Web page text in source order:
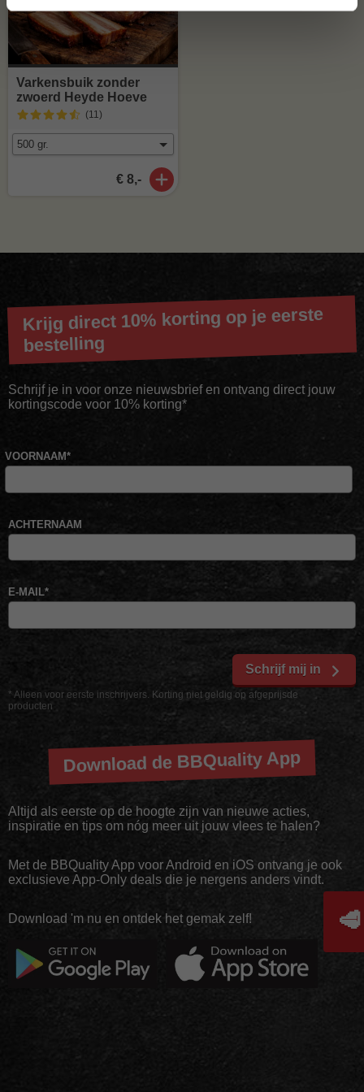
Varkensbuik zonder
zwoerd Heyde Hoeve
(11)
€ 8,-
Krijg direct 10% korting op je eerste
bestelling
Schrijf je in voor onze nieuwsbrief en ontvang direct jouw
kortingscode voor 10% korting*
* Alleen voor eerste inschrijvers. Korting niet geldig op afgeprijsde
producten
VOORNAAM*
ACHTERNAAM
E-MAIL*
Schrijf mij in
Download de BBQuality App
Altijd als eerste op de hoogte zijn van nieuwe acties,
inspiratie en tips om nóg meer uit jouw vlees te halen?
Met de BBQuality App voor Android en iOS ontvang je ook
exclusieve App-Only deals die je nergens anders vindt.
Download 'm nu en ontdek het gemak zelf! 🥩